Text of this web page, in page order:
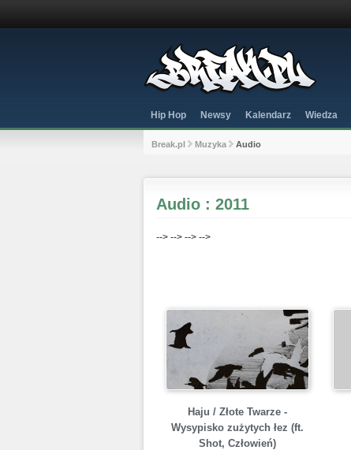
Hip Hop Newsy Kalendarz Wiedza
Break.pl Muzyka Audio
Audio : 2011
--> --> --> -->
Haju / Złote Twarze -
Wysypisko zużytych łez (ft.
Shot, Człowień)